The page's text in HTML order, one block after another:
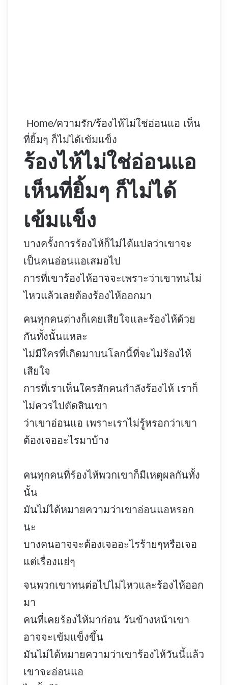
Home/ความรัก/ร้องไห้ไม่ใช่อ่อนแอ เห็น
ที่ยิ้มๆ ก็ไม่ได้เข้มแข็ง
ร้องไห้ไม่ใช่อ่อนแอ
เห็นที่ยิ้มๆ ก็ไม่ได้
เข้มแข็ง
บางครั้งการร้องไห้ก็ไม่ได้แปลว่าเขาจะ
เป็นคนอ่อนแอเสมอไป
การที่เขาร้องไห้อาจจะเพราะว่าเขาทนไม่
ไหวแล้วเลยต้องร้องไห้ออกมา
คนทุกคนต่างก็เคยเสียใจและร้องไห้ด้วย
กันทั้งนั้นแหละ
ไม่มีใครที่เกิดมาบนโลกนี้ที่จะไม่ร้องไห้
เสียใจ
การที่เราเห็นใครสักคนกำลังร้องไห้ เราก็
ไม่ควรไปตัดสินเขา
ว่าเขาอ่อนแอ เพราะเราไม่รู้หรอกว่าเขา
ต้องเจออะไรมาบ้าง
คนทุกคนที่ร้องไห้พวกเขาก็มีเหตุผลกันทั้ง
นั้น
มันไม่ได้หมายความว่าเขาอ่อนแอหรอก
นะ
บางคนอาจจะต้องเจออะไรร้ายๆหรือเจอ
แต่เรื่องแย่ๆ
จนพวกเขาทนต่อไปไม่ไหวและร้องไห้ออก
มา
คนที่เคยร้องไห้มาก่อน วันข้างหน้าเขา
อาจจะเข้มแข็งขึ้น
มันไม่ได้หมายความว่าเขาร้องไห้วันนี้แล้ว
เขาจะอ่อนแอ